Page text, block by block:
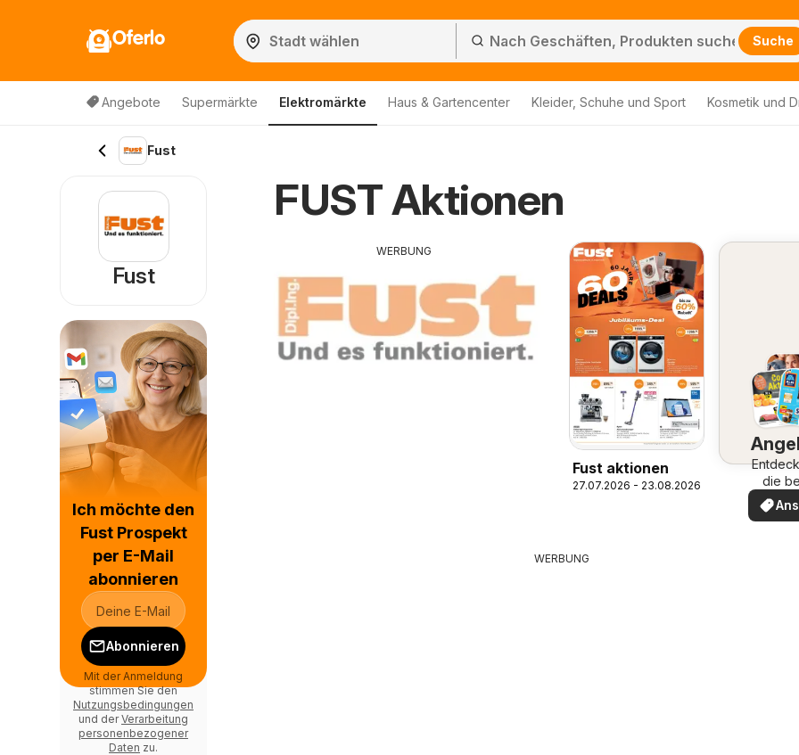
Oferlo Suche
Angebote Supermärkte Elektromärkte Haus & Gartencenter Kleider, Schuhe und Sport Kosmetik und
Fust
FUST Aktionen
WERBUNG
Fust aktionen
27.07.2026 - 23.08.2026
die
WERBUNG
Fust
Ich möchte den
Fust Prospekt
per E-Mail
abonnieren
Abonnieren
Mit der Anmeldung
stimmen Sie den
Nutzungsbedingungen
und derVerarbeitung
personenbezogener
Daten zu.